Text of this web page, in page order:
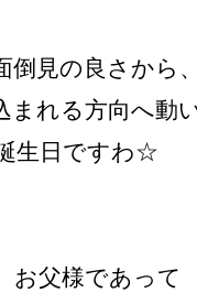
倒見の良さから
まれる方向へ動
生日ですわ☆
お父様であって